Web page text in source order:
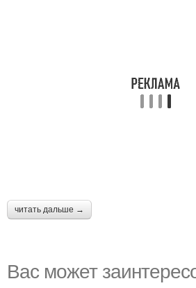
читать дальше →
Вас может